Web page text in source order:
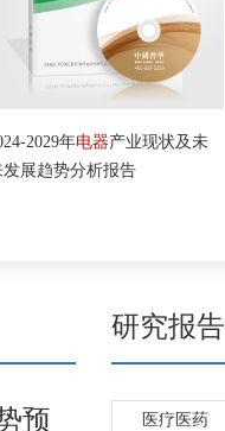
年电器产业现状及未
势分析报告
预
研究报告
医疗医药